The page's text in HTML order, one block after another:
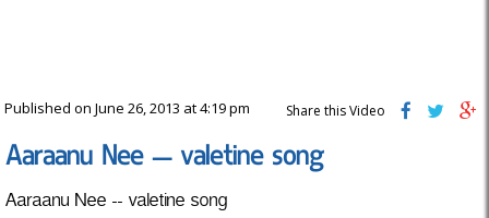
Published on June 26, 2013 at 4:19 pm Share this Video
Aaraanu Nee — valetine song
Aaraanu Nee -- valetine song